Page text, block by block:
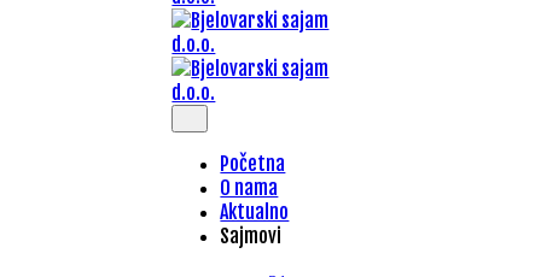
Početna
O nama
Aktualno
Sajmovi